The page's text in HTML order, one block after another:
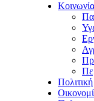
Κοινωνία
Πολιτική